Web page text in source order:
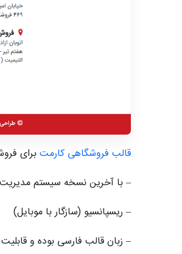
قالب فروشگاهی کارمتبرای
– با آخرین نسخه سیستم
– ریسپانسیو (سازگار با موبایل)
– زبان قالب فارسی بوده و